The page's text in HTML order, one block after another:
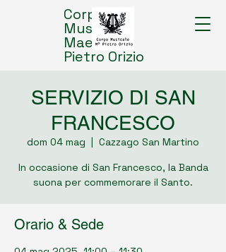
Corpo
Musicale
Maestro
Pietro Orizio
SERVIZIO DI SAN
FRANCESCO
dom 04 mag
  |
Cazzago San Martino
In occasione di San Francesco, la Banda
suona per commemorare il Santo.
Orario & Sede